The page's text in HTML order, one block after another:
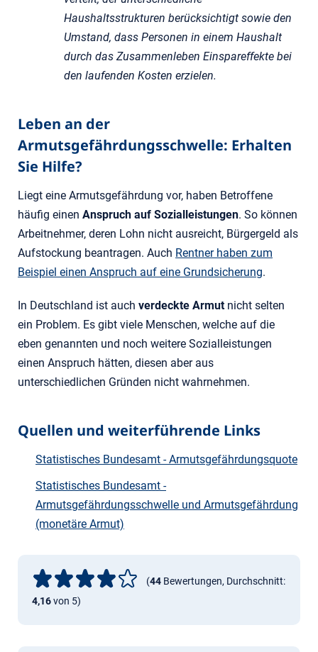
Haushaltsstrukturen berücksichtigt sowie den
Umstand, dass Personen in einem Haushalt
durch das Zusammenleben Einspareffekte bei
den laufenden Kosten erzielen.
Leben an der
Armutsgefährdungsschwelle: Erhalten
Sie Hilfe?
Liegt eine Armutsgefährdung vor, haben Betroffene
häufig einen Anspruch auf Sozialleistungen. So können
Arbeitnehmer, deren Lohn nicht ausreicht, Bürgergeld als
Aufstockung beantragen. Auch Rentner haben zum
Beispiel einen Anspruch auf eine Grundsicherung.
In Deutschland ist auch verdeckte Armutnicht selten
ein Problem. Es gibt viele Menschen, welche auf die
eben genannten und noch weitere Sozialleistungen
einen Anspruch hätten, diesen aber aus
unterschiedlichen Gründen nicht wahrnehmen.
Quellen und weiterführende Links
Statistisches Bundesamt - Armutsgefährdungsquote
Statistisches Bundesamt -
Armutsgefährdungsschwelle und Armutsgefährdung
(monetäre Armut)
(44 Bewertungen, Durchschnitt:
4,16von 5)